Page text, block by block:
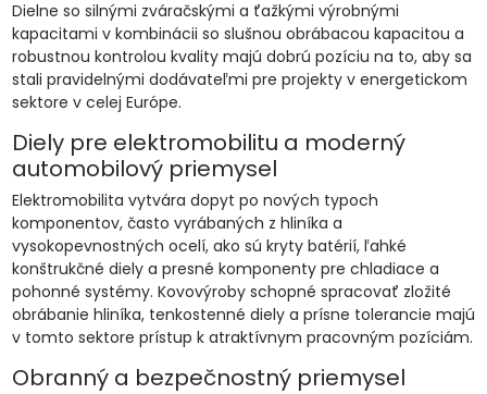
Dielne so silnými zváračskými a ťažkými výrobnými
kapacitami v kombinácii so slušnou obrábacou kapacitou a
robustnou kontrolou kvality majú dobrú pozíciu na to, aby sa
stali pravidelnými dodávateľmi pre projekty v energetickom
sektore v celej Európe.
Diely pre elektromobilitu a moderný
automobilový priemysel
Elektromobilita vytvára dopyt po nových typoch
komponentov, často vyrábaných z hliníka a
vysokopevnostných ocelí, ako sú kryty batérií, ľahké
konštrukčné diely a presné komponenty pre chladiace a
pohonné systémy. Kovovýroby schopné spracovať zložité
obrábanie hliníka, tenkostenné diely a prísne tolerancie majú
v tomto sektore prístup k atraktívnym pracovným pozíciám.
Obranný a bezpečnostný priemysel